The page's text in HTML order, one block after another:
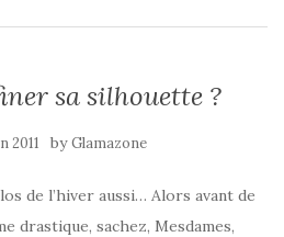
sa silhouette ?
2011 byGlamazone
de l’hiver aussi… Alors avant de
drastique, sachez, Mesdames,